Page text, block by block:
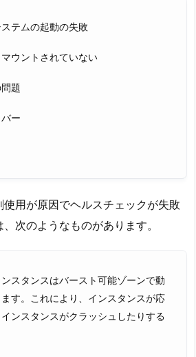
テムの起動の失敗
ウントされていない
題
ー
使用が原因でヘルスチェックが失敗
次のようなものがあります。
スタンスはバースト可能ゾーンで動
す。これにより、インスタンスが応
ンスタンスがクラッシュしたりする